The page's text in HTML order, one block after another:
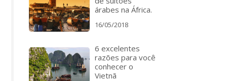
árabes na África.
16/05/2018
6 excelentes
razões para você
conhecer o
Vietnã